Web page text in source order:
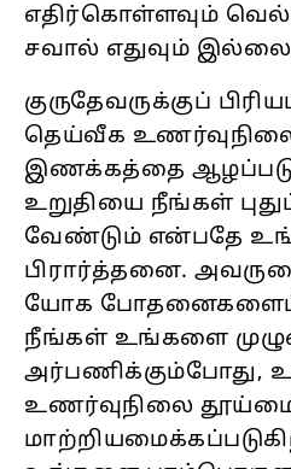
எதிர்கொள்ளவும்
சவால் எதுவும்
குருதேவருக்குப்
தெய்வீக
இணக்கத்தை
உறுதியை நீங்கள்
வேண்டும் என்பதே
பிரார்த்தனை.
யோக போதனைகளைப்
நீங்கள் உங்களை
அர்பணிக்கும்போது,
உணர்வுநிலை